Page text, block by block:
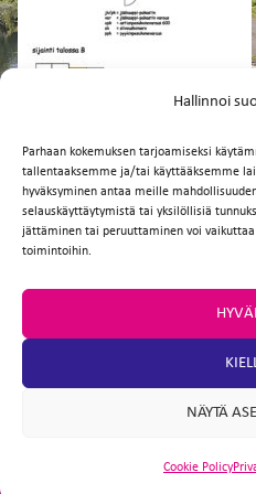
Hallinnoi
Parhaan kokemuksen tarjoamiseksi
tallentaaksemme ja/tai käyttääksemme
hyväksyminen antaa meille
selauskäyttäytymistä tai yksilöllisiä
jättäminen tai peruuttaminen voi
toimintoihin.
NÄYTÄ
Cookie Policy
Facebook
TwitterEmailWhatsApp